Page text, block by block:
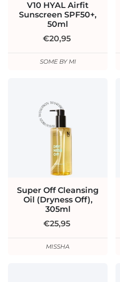
V10 HYAL Airfit
Sunscreen SPF50+,
50ml
€20,95
SOME BY MI
Super Off Cleansing
Oil (Dryness Off),
305ml
€25,95
MISSHA